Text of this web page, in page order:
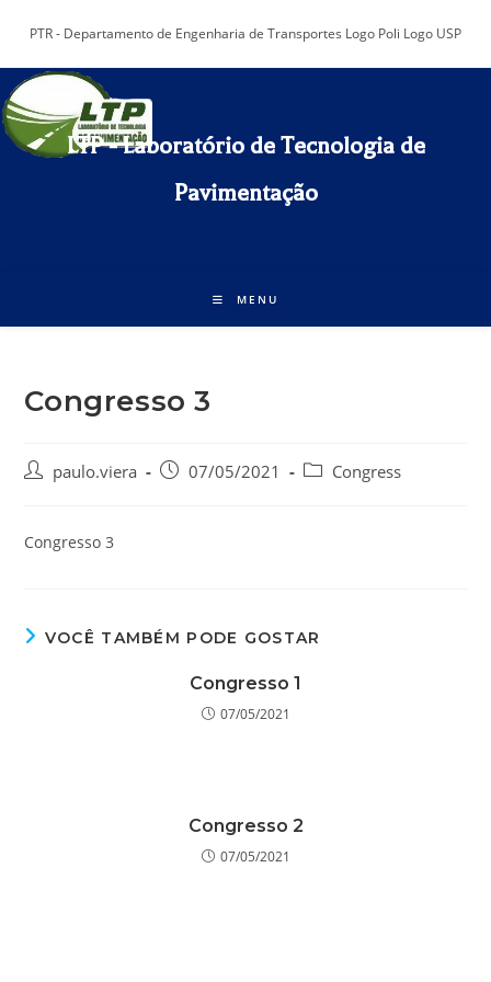
para
o
conteúdo
PTR - Departamento de Engenharia de Transportes Logo Poli Logo USP
LTP - Laboratório de Tecnologia de
Pavimentação​
MENU
Congresso 3
Autorpaulo.viera
Post07/05/2021
Categoria
Congress
Congresso 3
VOCÊ TAMBÉM PODE GOSTAR
Congresso 1
07/05/2021
Congresso 2
07/05/2021